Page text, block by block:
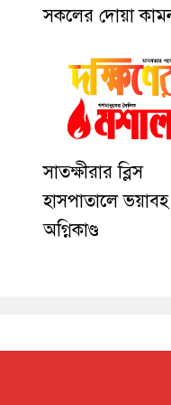
সকলের দোয়া
সাতক্ষীরার ব্লিস
হাসপাতালে ভয়াবহ
অগ্নিকাণ্ড